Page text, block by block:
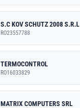
S.C KOV SCHUTZ 2008 S.R.L
RO23557788
TERMOCONTROL
RO16033829
MATRIX COMPUTERS SRL